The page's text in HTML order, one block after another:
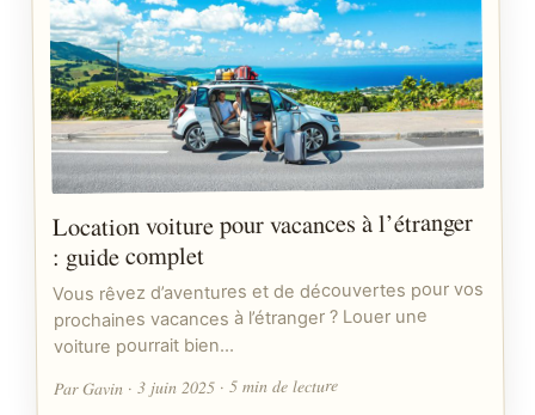
Location voiture pour vacances à l’étranger
: guide complet
Vous rêvez d’aventures et de découvertes pour vos
prochaines vacances à l’étranger ? Louer une
voiture pourrait bien…
Par Gavin · 3 juin 2025 · 5 min de lecture